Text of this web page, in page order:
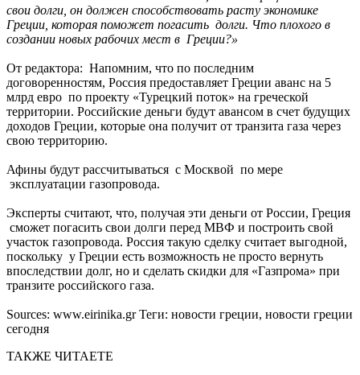
свои долги, он должен способствовать расту экономике
Греции, которая поможет погасить долги. Что плохого в
создании новых рабочих мест в Греции?»
От редактора: Напомним, что по последним
договоренностям, Россия предоставляет Греции аванс на 5
млрд евро по проекту «Турецкий поток» на греческой
территории. Российские деньги будут авансом в счет будущих
доходов Греции, которые она получит от транзита газа через
свою территорию.
Афины будут рассчитываться с Москвой по мере
эксплуатации газопровода.
Эксперты считают, что, получая эти деньги от России, Греция
сможет погасить свои долги перед МВФ и построить свой
участок газопровода. Россия такую сделку считает выгодной,
поскольку у Греции есть возможность не просто вернуть
впоследствии долг, но и сделать скидки для «Газпрома» при
транзите российского газа.
Sources: www.eirinika.gr Теги: новости греции, новости греции
сегодня
ТАКЖЕ ЧИТАЕТЕ